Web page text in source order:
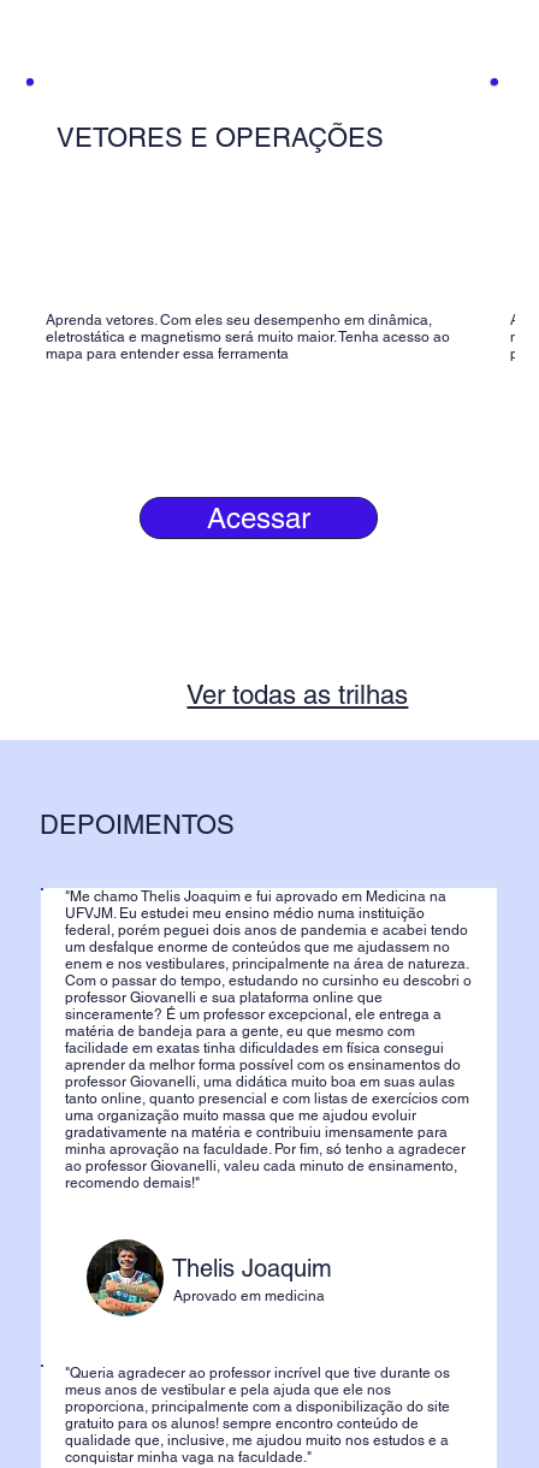
VETORES E OPERAÇÕES
Aprenda vetores. Com eles seu desempenho em dinâmica,
eletrostática e magnetismo será muito maior. Tenha acesso ao
mapa para entender essa ferramenta
Acessar
Ver todas as trilhas
DEPOIMENTOS
"Me chamo Thelis Joaquim e fui aprovado em Medicina na
UFVJM. Eu estudei meu ensino médio numa instituição
federal, porém peguei dois anos de pandemia e acabei tendo
um desfalque enorme de conteúdos que me ajudassem no
enem e nos vestibulares, principalmente na área de natureza.
Com o passar do tempo, estudando no cursinho eu descobri o
professor Giovanelli e sua plataforma online que
sinceramente? É um professor excepcional, ele entrega a
matéria de bandeja para a gente, eu que mesmo com
facilidade em exatas tinha dificuldades em física consegui
aprender da melhor forma possível com os ensinamentos do
professor Giovanelli, uma didática muito boa em suas aulas
tanto online, quanto presencial e com listas de exercícios com
uma organização muito massa que me ajudou evoluir
gradativamente na matéria e contribuiu imensamente para
minha aprovação na faculdade. Por fim, só tenho a agradecer
ao professor Giovanelli, valeu cada minuto de ensinamento,
recomendo demais!"
Thelis Joaquim
Aprovado em medicina
"Queria agradecer ao professor incrível que tive durante os
meus anos de vestibular e pela ajuda que ele nos
proporciona, principalmente com a disponibilização do site
gratuito para os alunos! sempre encontro conteúdo de
qualidade que, inclusive, me ajudou muito nos estudos e a
conquistar minha vaga na faculdade."